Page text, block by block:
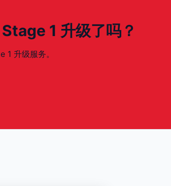
1 升级了吗？
升级服务。